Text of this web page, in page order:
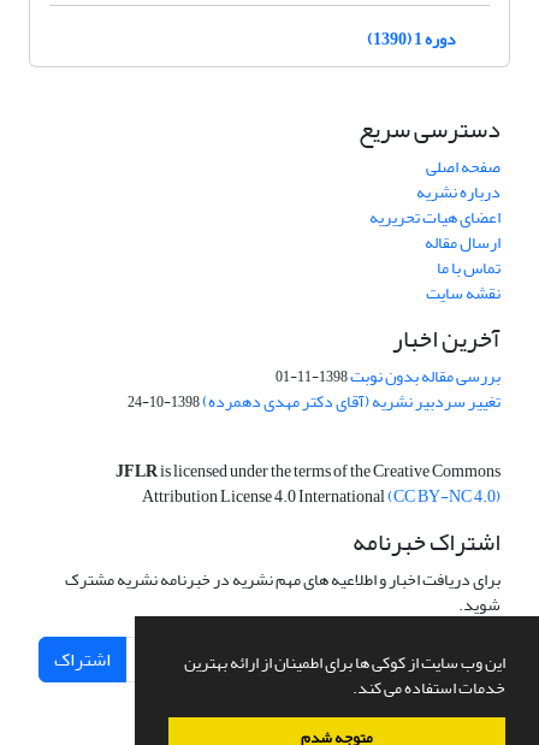
این وب سایت از کوکی ها برای اطمینان از ارائه بهترین
خدمات استفاده می کند.
متوجه شدم
دوره 1 (1390)
دسترسی سریع
صفحه اصلی
درباره نشریه
اعضای هیات تحریریه
ارسال مقاله
تماس با ما
نقشه سایت
آخرین اخبار
بررسی مقاله بدون نوبت1398-11-01
تغییر سردبیر نشریه (آقای دکتر مهدی دهمرده)1398-10-24
JFLRis licensed under the terms of the Creative Commons
Attribution License 4.0 International(CC BY-NC 4.0)
اشتراک خبرنامه
برای دریافت اخبار و اطلاعیه های مهم نشریه در خبرنامه نشریه مشترک
شوید.
اشتراک